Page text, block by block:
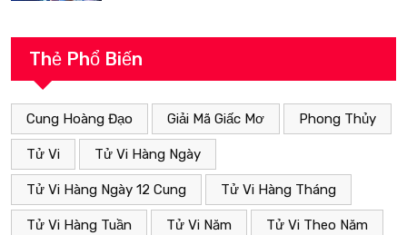
Thẻ Phổ Biến
Cung Hoàng Đạo Giải Mã Giấc Mơ Phong Thủy
Tử Vi Tử Vi Hàng Ngày
Tử Vi Hàng Ngày 12 Cung Tử Vi Hàng Tháng
Tử Vi Hàng Tuần Tử Vi Năm Tử Vi Theo Năm